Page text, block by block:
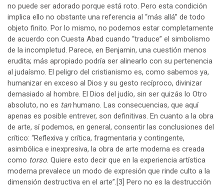
no puede ser adorado porque está roto. Pero esta condición
implica ello no obstante una referencia al “más allá” de todo
objeto finito. Por lo mismo, no podemos estar completamente
de acuerdo con Cuesta Abad cuando “traduce” el simbolismo
de la incompletud. Parece, en Benjamin, una cuestión menos
erudita; más apropiado podría ser alinearlo con su pertenencia
al judaísmo. El peligro del cristianismo es, como sabemos ya,
humanizar en exceso al Dios y su gesto recíproco, divinizar
demasiado al hombre. El Dios del judío, sin ser quizás lo Otro
absoluto, no es tanhumano. Las consecuencias, que aquí
apenas es posible entrever, son definitivas. En cuanto a la obra
de arte, sí podemos, en general, consentir las conclusiones del
crítico: “Reflexiva y crítica, fragmentaria y contingente,
asimbólica e inexpresiva, la obra de arte moderna es creada
como torso. Quiere esto decir que en la experiencia artística
moderna prevalece un modo de expresión que rinde culto a la
dimensión destructiva en el arte”.[3] Pero no es la destrucción